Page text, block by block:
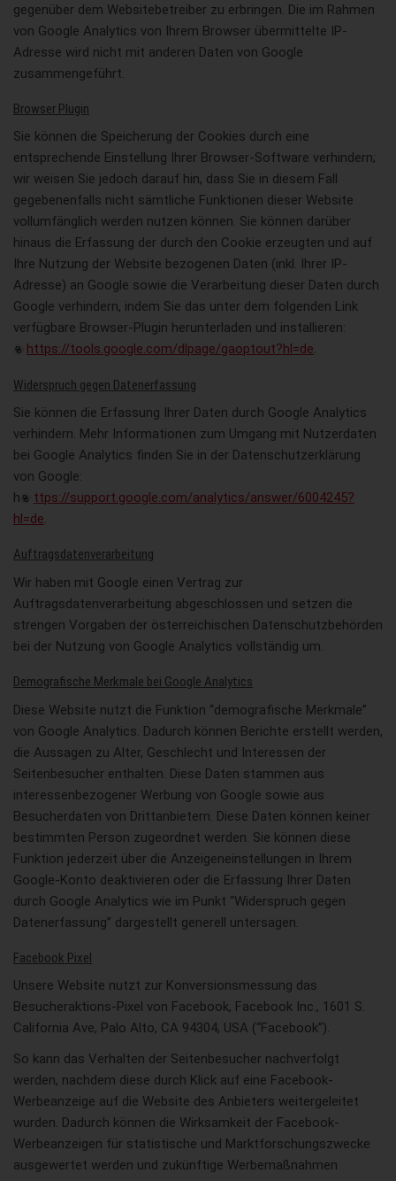
gegenüber dem Websitebetreiber zu erbringen. Die im Rahmen
von Google Analytics von Ihrem Browser übermittelte IP-
Adresse wird nicht mit anderen Daten von Google
zusammengeführt.
Browser Plugin
Sie können die Speicherung der Cookies durch eine
entsprechende Einstellung Ihrer Browser-Software verhindern;
wir weisen Sie jedoch darauf hin, dass Sie in diesem Fall
gegebenenfalls nicht sämtliche Funktionen dieser Website
vollumfänglich werden nutzen können. Sie können darüber
hinaus die Erfassung der durch den Cookie erzeugten und auf
Ihre Nutzung der Website bezogenen Daten (inkl. Ihrer IP-
Adresse) an Google sowie die Verarbeitung dieser Daten durch
Google verhindern, indem Sie das unter dem folgenden Link
verfügbare Browser-Plugin herunterladen und installieren:
https://tools.google.com/dlpage/gaoptout?hl=de.
Widerspruch gegen Datenerfassung
Sie können die Erfassung Ihrer Daten durch Google Analytics
verhindern. Mehr Informationen zum Umgang mit Nutzerdaten
bei Google Analytics finden Sie in der Datenschutzerklärung
von Google:
h
ttps://support.google.com/analytics/answer/6004245?
hl=de.
Auftragsdatenverarbeitung
Wir haben mit Google einen Vertrag zur
Auftragsdatenverarbeitung abgeschlossen und setzen die
strengen Vorgaben der österreichischen Datenschutzbehörden
bei der Nutzung von Google Analytics vollständig um.
Demografische Merkmale bei Google Analytics
Diese Website nutzt die Funktion “demografische Merkmale”
von Google Analytics. Dadurch können Berichte erstellt werden,
die Aussagen zu Alter, Geschlecht und Interessen der
Seitenbesucher enthalten. Diese Daten stammen aus
interessenbezogener Werbung von Google sowie aus
Besucherdaten von Drittanbietern. Diese Daten können keiner
bestimmten Person zugeordnet werden. Sie können diese
Funktion jederzeit über die Anzeigeneinstellungen in Ihrem
Google-Konto deaktivieren oder die Erfassung Ihrer Daten
durch Google Analytics wie im Punkt “Widerspruch gegen
Datenerfassung” dargestellt generell untersagen.
Facebook Pixel
Unsere Website nutzt zur Konversionsmessung das
Besucheraktions-Pixel von Facebook, Facebook Inc., 1601 S.
California Ave, Palo Alto, CA 94304, USA (“Facebook”).
So kann das Verhalten der Seitenbesucher nachverfolgt
werden, nachdem diese durch Klick auf eine Facebook-
Werbeanzeige auf die Website des Anbieters weitergeleitet
wurden. Dadurch können die Wirksamkeit der Facebook-
Werbeanzeigen für statistische und Marktforschungszwecke
ausgewertet werden und zukünftige Werbemaßnahmen